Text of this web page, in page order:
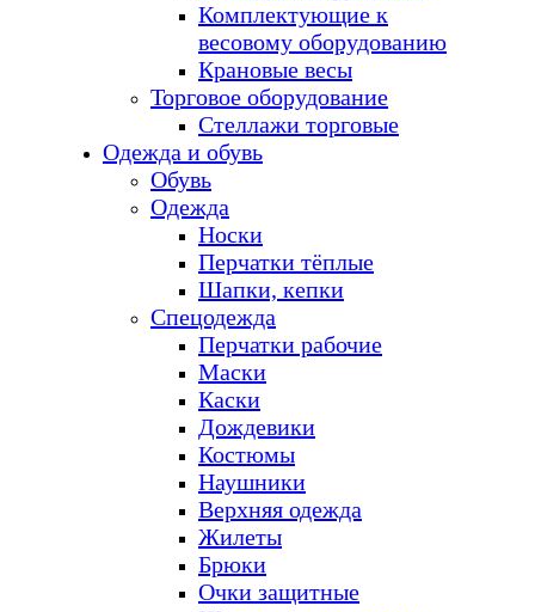
Комплектующие к
весовому оборудованию
Крановые весы
Торговое оборудование
Стеллажи торговые
Одежда и обувь
Обувь
Одежда
Носки
Перчатки тёплые
Шапки, кепки
Спецодежда
Перчатки рабочие
Маски
Каски
Дождевики
Костюмы
Наушники
Верхняя одежда
Жилеты
Брюки
Очки защитные